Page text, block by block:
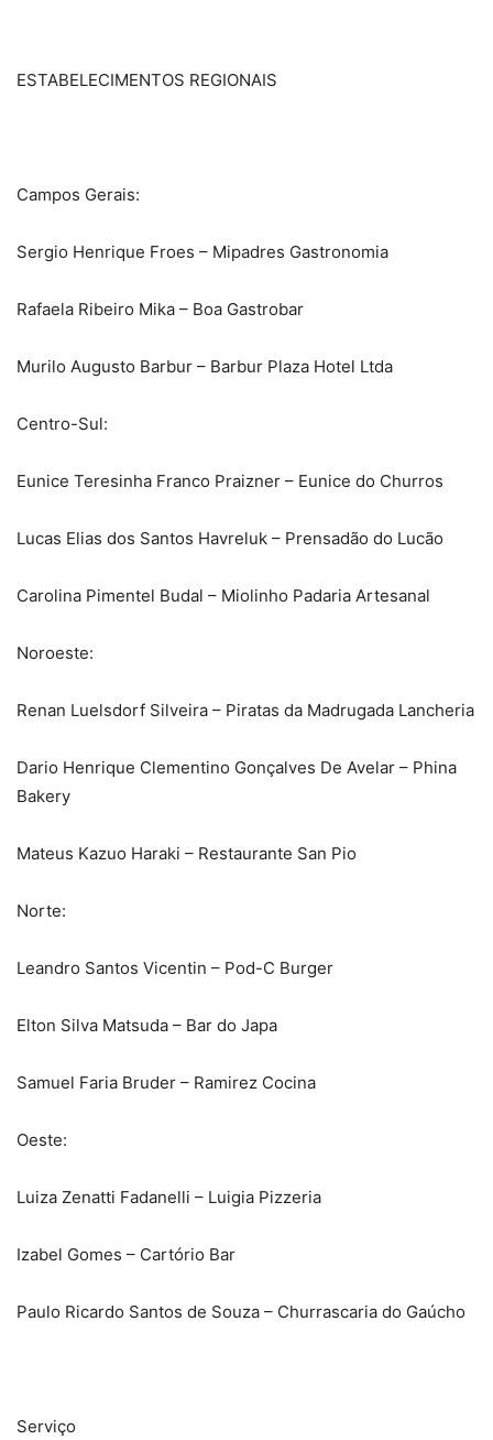
ESTABELECIMENTOS REGIONAIS
Campos Gerais:
Sergio Henrique Froes – Mipadres Gastronomia
Rafaela Ribeiro Mika – Boa Gastrobar
Murilo Augusto Barbur – Barbur Plaza Hotel Ltda
Centro-Sul:
Eunice Teresinha Franco Praizner – Eunice do Churros
Lucas Elias dos Santos Havreluk – Prensadão do Lucão
Carolina Pimentel Budal – Miolinho Padaria Artesanal
Noroeste:
Renan Luelsdorf Silveira – Piratas da Madrugada Lancheria
Dario Henrique Clementino Gonçalves De Avelar – Phina
Bakery
Mateus Kazuo Haraki – Restaurante San Pio
Norte:
Leandro Santos Vicentin – Pod-C Burger
Elton Silva Matsuda – Bar do Japa
Samuel Faria Bruder – Ramirez Cocina
Oeste:
Luiza Zenatti Fadanelli – Luigia Pizzeria
Izabel Gomes – Cartório Bar
Paulo Ricardo Santos de Souza – Churrascaria do Gaúcho
Serviço